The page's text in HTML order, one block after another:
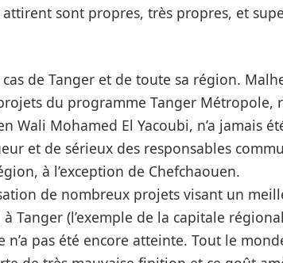
sont propres, très propres, et
de Tanger et de toute sa région.
du programme Tanger Métropole,
Wali Mohamed El Yacoubi, n’a jamais
et de sérieux des responsables
à l’exception de Chefchaouen.
de nombreux projets visant un
Tanger (l’exemple de la capitale
n’a pas été encore atteinte. Tout le